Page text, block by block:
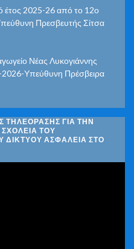
έτος 2025-26 από το 12ο
Πρεσβευτής Σίτσα
Νέας Λυκογιάννης
2026-Υπεύθυνη Πρέσβειρα
ΤΗΛΕΌΡΑΣΗΣ ΓΙΑ ΤΗΝ
ΤΟΥ
ΔΙΚΤΎΟΥ ΑΣΦΆΛΕΙΑ ΣΤΟ